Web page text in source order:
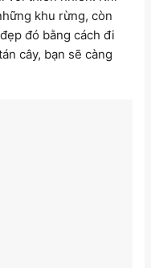
khu rừng, còn
đó bằng cách đi
cây, bạn sẽ càng